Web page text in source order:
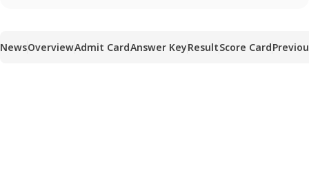
NewsOverviewAdmit CardAnswer KeyResultScore Card